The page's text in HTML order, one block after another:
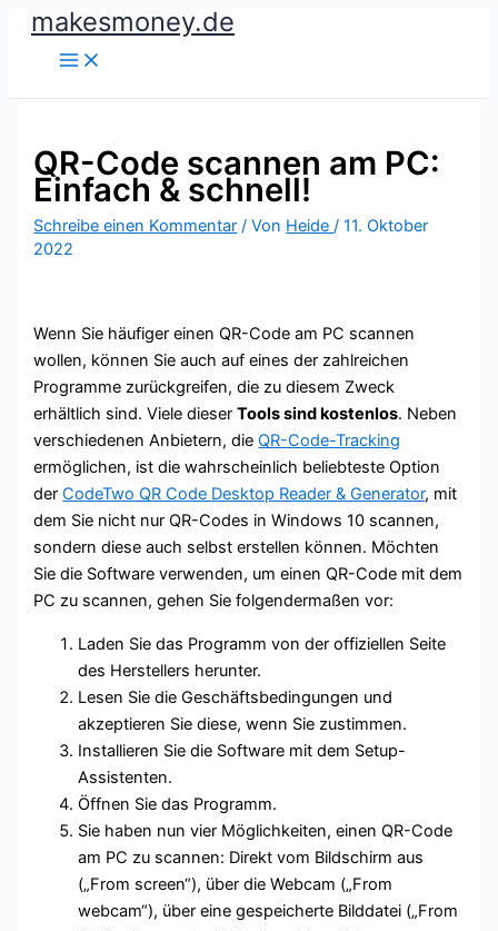
Zummakesmoney.de
QR-Code scannen am PC:
Einfach & schnell!
Schreibe einen Kommentar / Von Heide/11. Oktober
2022
Wenn Sie häufiger einen QR-Code am PC scannen
wollen, können Sie auch auf eines der zahlreichen
Programme zurückgreifen, die zu diesem Zweck
erhältlich sind. Viele dieserTools sind kostenlos. Neben
verschiedenen Anbietern, dieQR-Code-Tracking
ermöglichen, ist die wahrscheinlich beliebteste Option
derCodeTwo QR Code Desktop Reader & Generator, mit
dem Sie nicht nur QR-Codes in Windows 10 scannen,
sondern diese auch selbst erstellen können. Möchten
Sie die Software verwenden, um einen QR-Code mit dem
PC zu scannen, gehen Sie folgendermaßen vor:
Laden Sie das Programm von der offiziellen Seite
des Herstellers herunter.
Lesen Sie die Geschäftsbedingungen und
akzeptieren Sie diese, wenn Sie zustimmen.
Installieren Sie die Software mit dem Setup-
Assistenten.
Öffnen Sie das Programm.
Sie haben nun vier Möglichkeiten, einen QR-Code
am PC zu scannen: Direkt vom Bildschirm aus
(„From screen“), über die Webcam („From
webcam“), über eine gespeicherte Bilddatei („From